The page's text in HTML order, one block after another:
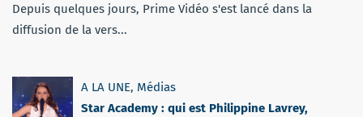
Depuis quelques jours, Prime Vidéo s'est lancé dans la
diffusion de la vers...
A LA UNE, Médias
Star Academy : qui est Philippine Lavrey,